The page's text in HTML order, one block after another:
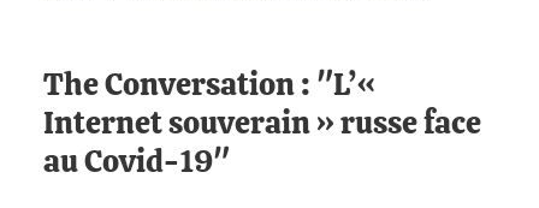
The Conversation : "L’«
Internet souverain » russe face
au Covid-19"